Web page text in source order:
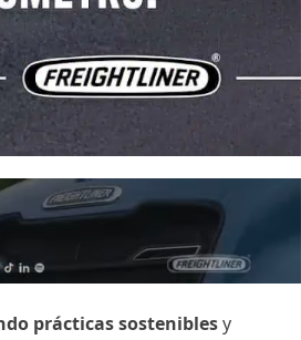
prácticas sosteniblesy